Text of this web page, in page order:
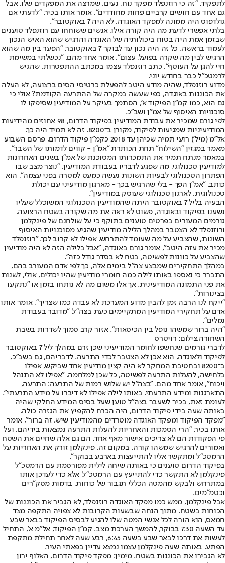
לתפקיד. "זה כי רוזנפלד מפקד נוח, נעים, שמרצה את המפקדים שלו, אבל
גם אחד עם חושים קרביים פחות מחודדים", אומר אותו בכיר. "לדעתי אם
גולדפוס היה ממונה למפקד האוגדה, לא היה 7 באוקטובר".
בלתי אפשרי לדעת מה היה קורה אילו. אנשים ששוחחו עם רוזנפלד טוענים
שבזמן אמת היה בטוח ביכולותיה של האוגדה והרגיש שהוא האיש הנכון
לעמוד בראשה. כל זה היה נכון עד לבוקר 7 באוקטובר. "הפער בין מה שהוא
הרגיש לבין מה שקרה בפועל, עצום", אומר אחד מהם. "נכשלתי במשימת
חיי להגן על העוטף", כתב רוזנפלד עצמו במכתב ההתפטרות, שהגיש
לרמטכ"ל כבר בחודש יוני.
מדוע רוזנפלד, שהיה מודע היטב להפעלת כרטיסי הסים ברצועה, לא העלה
את הכוננות באוגדה, כפי שעשה במקרה של ההתרעה הקודמת? אולי כי
גם הוא, כמו קמ"ן הפיקוד א', הסתמך בעיקר על המודיעין שסיפקו לו
סוכנויות האיסוף של אמ"ן ושב"כ.
לפי גורם שמכיר את עבודת המודיעין בפיקוד הדרום, 98 אחוזים מהידיעות
המודיעיניות שמגיעות לפיקוד, מקורן ב־8200. זה לא תמיד היה כך.
אל"מ (מיל') רועי תמיר, שכיהן עד 2018 כקמ"ן פיקוד הדרום, פרסם השבוע
מאמר במגזין "השילוח" תחת הכותרת "אמ"ן - קווים לדמותו של השבר".
במאמר מנתח תמיר את התמכרותו המסוכנת של אמ"ן בשנים האחרונות
למודיעין טכנולוגי, מה שפגע לדבריו בעבודת המודיעין. "נוצר מצב שבו
הפתרון הטכנולוגי לבעיות השונות נעשה כמעט למטרה בפני עצמה", הוא
כותב. "אמ"ן הפך - בלי שהרגיש בכך - מארגון מודיעיני עם יכולת
טכנולוגית, לארגון טכנולוגי שעוסק במודיעין".
הבעיה בליל 7 באוקטובר היתה שהמודיעין הטכנולוגי המשוכלל שעליו
נשענו בפיקוד ובאוגדה, פשוט לא ראה את מה שקורה בשטח הרצועה.
גורמים המעורים בפרטים טוענים בתוקף כי על שולחנם של פינקלמן
ורוזנפלד לא הצטבר במהלך הלילה מודיעין שהגיע מסוכנויות האיסוף
השונות, שהצביע על מה שעומד להתרחש. אפילו לא קרוב לכך. "רוזנפלד
מכיר את עזה היטב", אומר גורם באוגדה, "אבל בלילה הזה לא היה מודיעין
שהצביע על כוונות לפשיטה, בטח לא בסדר גודל כזה".
במהלך התחקירים שמבצע צה"ל בימים אלה, כך לפי אדם המעורב בהם,
התברר כי נאספו באותו לילה כמה חומרי מודיעין שהיו יכולים, אולי, לשנות
את פני התמונה המודיעינית. אך אלו משום מה לא נותחו בזמן או "נתקעו
בצינורות".
"ייקח לנו הרבה זמן להבין מדוע המערכת לא עבדה כמו שצריך", אומר אותו
אדם על תחקירי המודיעין המתקיימים כעת בצה"ל. "מדובר בעבודת
נמלים".
"היה ברור שמשהו נופל בין הכיסאות". אזור קרב סמוך לשדרות בשבת
השחורה,צילום: רויטרס
לדברי גורמים שנחשפו לחומר המודיעיני שכן זרם במהלך ליל 7 באוקטובר
לפיקוד ולאוגדה, הוא אכן לא הצטבר לכדי התרעה. לדבריהם, גם בשב"כ,
ב־8200 ובחטיבת המחקר לא היה קצין מודיעין אחד שביקש, אפילו
בלחישה, להעלות התרעה לפשיטה, כל שכן למלחמה. "אפילו לא התנהל
ויכוח", אומר אחד מהם. "בצה"ל יש שלוש רמות של התרעה: התרעה,
התארגנות ומידע התרעתי. באותו לילה אפילו לא דיברו על מידע התרעתי".
לעומת זאת, בכיר לשעבר בצה"ל טוען שעל בסיס המידע החלקי שהיה
באותה שעה בידי פיקוד הדרום, היה הכרח להקפיץ את הגזרה כולה.
"מפקד הפיקוד ומפקד האוגדה מוטרדים מהמודיעין שיש, זה ברור", אומר
אותו בכיר. "הרי הסמכות והאחריות להעלות התרעה נמצאות בידיהם, ועל
פי הפקודות הם לא צריכים אישור מאף אחד. הם גם אלה שחיים את השטח
ואמורים להרגיש שמשהו קורה. במקום זה, פינקלמן זורק את האחריות על
הרמטכ"ל ומתקשר אליו להתייעצות בארבע בבוקר".
בפיקוד הדרום טוענים כי באותה שיחה לילית מפורסמת עם הרמטכ"ל
פינקלמן לא התקשר כדי להתייעץ עם הרמטכ"ל, אלא כדי לעדכן אותו
במתרחש ולבקש מהמטה הכללי תגבור של כוחות, בדמות מסק"רים
וכטמ"מים.
אבל פינקלמן, ממש כמו מפקד האוגדה רוזנפלד, לא הגביר את הכוננות של
הכוחות בשטח. מתוך הנחה שבשעות הקרובות לא צפויה התקפה מצד
חמאס, הוא הורה לכל אנשי המטה שלו להגיע לבסיס הפיקוד בבאר שבע
עד השעה 7:30 בבוקר, להמשך הערכת מצב. קמ"ן הפיקוד, אל"מ א', התחיל
לעשות את דרכו לבאר שבע בשעה 6:45, רבע שעה לאחר תחילת מתקפת
הפתע. באותה שעה פינקלמן עצמו נמצא עדיין בפאתי העיר.
לא הגבירו את הכוננות בשטח. מימין: מפקד פיקוד הדרום, האלוף ירון